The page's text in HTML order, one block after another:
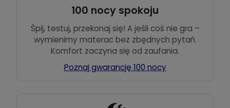
100 nocy spokoju
Śpij, testuj, przekonaj się! A jeśli coś nie gra –
wymienimy materac bez zbędnych pytań.
Komfort zaczyna się od zaufania.
Poznaj gwarancję 100 nocy